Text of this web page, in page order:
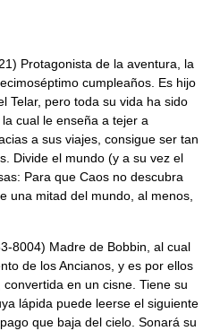
Protagonista de la aventura, la
cumpleaños. Es hijo
Telar, pero toda su vida ha sido
cual le enseña a tejer a
a sus viajes, consigue ser tan
Divide el mundo (y a su vez el
Para que Caos no descubra
una mitad del mundo, al menos,
8004) Madre de Bobbin, al cual
de los Ancianos, y es por ellos
en un cisne. Tiene su
lápida puede leerse el siguiente
que baja del cielo. Sonará su